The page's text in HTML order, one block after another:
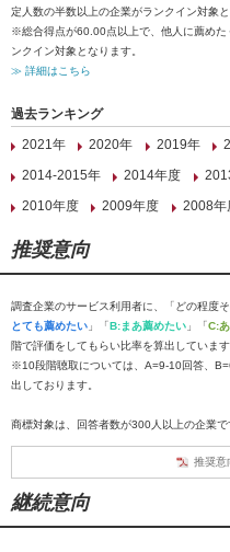
定人数の半数以上の企業がランクイン対象と
※総合得点が60.00点以上で、他人に薦めた
ンクイン対象となります。
≫ 詳細はこちら
過去ランキング
2021年
2020年 2019年
2014-2015年
2014年度
2010年度
2009年度 2008年
推奨意向
調査企業のサービス利用者に、「どの程度
とても薦めたい 」「B:まあ薦めたい 」「C:
階で評価をしてもらい比率を算出しています
※10段階聴取については、A=9-10回答、
出しております。
商標対象は、回答者数が300人以上の企業で
推奨意
継続意向